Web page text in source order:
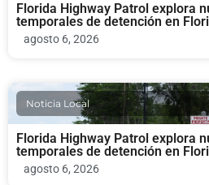
Florida Highway Patrol explora
temporales de detención en
agosto 6, 2026
Noticia Local
Florida Highway Patrol explora
temporales de detención en
agosto 6, 2026